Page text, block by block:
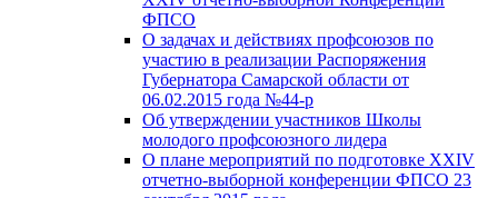
ФПСО
О задачах и действиях профсоюзов по
участию в реализации Распоряжения
Губернатора Самарской области от
06.02.2015 года №44-р
Об утверждении участников Школы
молодого профсоюзного лидера
О плане мероприятий по подготовке XXIV
отчетно-выборной конференции ФПСО 23